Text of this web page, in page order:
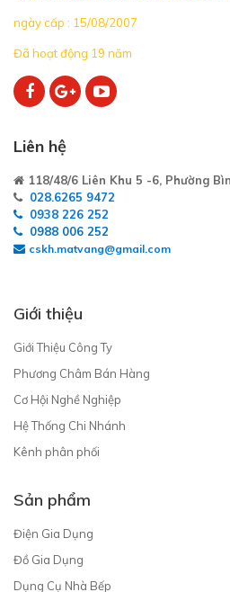
ngày cấp : 15/08/2007
Đã hoạt động 19 năm
Liên hệ
118/48/6 Liên Khu 5 -6, Phường
028.6265 9472
0938 226 252
0988 006 252
cskh.matvang@gmail.com
Giới thiệu
Giới Thiệu Công Ty
Phương Châm Bán Hàng
Cơ Hội Nghề Nghiệp
Hệ Thống Chi Nhánh
Kênh phân phối
Sản phẩm
Điện Gia Dụng
Đồ Gia Dụng
Dụng Cụ Nhà Bếp